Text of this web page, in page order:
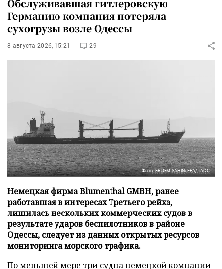
Обслуживавшая гитлеровскую
Германию компания потеряла
сухогрузы возле Одессы
8 августа 2026, 15:21 29
Фото: ERDEM SAHIN/EPA/ТАСС
Немецкая фирма Blumenthal GMBH, ранее
работавшая в интересах Третьего рейха,
лишилась нескольких коммерческих судов в
результате ударов беспилотников в районе
Одессы, следует из данных открытых ресурсов
мониторинга морского трафика.
По меньшей мере три судна немецкой компании